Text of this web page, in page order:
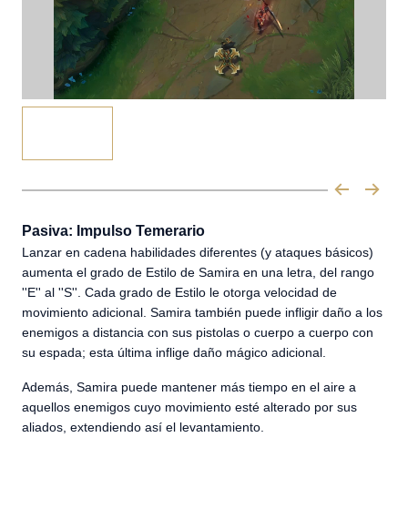
Pasiva: Impulso Temerario
Lanzar en cadena habilidades diferentes (y ataques básicos)
aumenta el grado de Estilo de Samira en una letra, del rango
''E'' al ''S''. Cada grado de Estilo le otorga velocidad de
movimiento adicional. Samira también puede infligir daño a los
enemigos a distancia con sus pistolas o cuerpo a cuerpo con
su espada; esta última inflige daño mágico adicional.
Además, Samira puede mantener más tiempo en el aire a
aquellos enemigos cuyo movimiento esté alterado por sus
aliados, extendiendo así el levantamiento.